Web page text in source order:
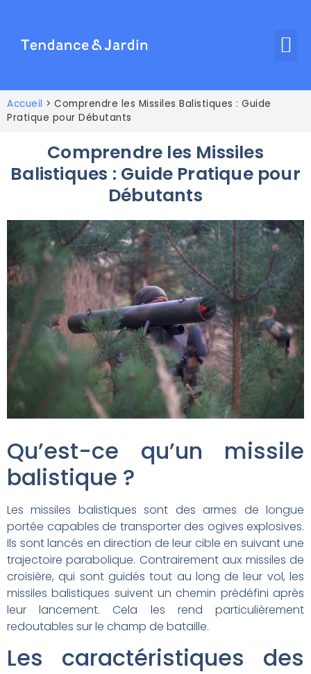
Accueil > Comprendre les Missiles Balistiques : Guide
Pratique pour Débutants
Comprendre les Missiles
Balistiques : Guide Pratique pour
Débutants
Qu’est-ce qu’un missile
balistique ?
Les missiles balistiques sont des armes de longue
portée capables de transporter des ogives explosives.
Ils sont lancés en direction de leur cible en suivant une
trajectoire parabolique. Contrairement aux missiles de
croisière, qui sont guidés tout au long de leur vol, les
missiles balistiques suivent un chemin prédéfini après
leur lancement. Cela les rend particulièrement
redoutables sur le champ de bataille.
Les caractéristiques des